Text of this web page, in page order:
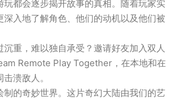
玩都会逐步揭开故事的真相。随着玩家实
深入地了解角色、他们的动机以及他们被
沉重，难以独自承受？邀请好友加入双人
Remote Play Together，在本地和在
溃敌人。
制的奇妙世界。这片奇幻大陆由我们的艺